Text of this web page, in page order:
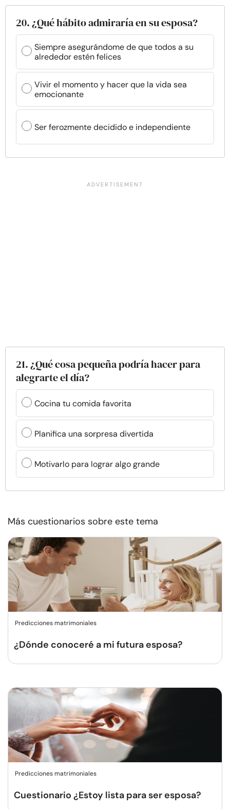
20. ¿Qué hábito admiraría en su esposa?
Siempre asegurándome de que todos a su
alrededor estén felices
Vivir el momento y hacer que la vida sea
emocionante
Ser ferozmente decidido e independiente
21. ¿Qué cosa pequeña podría hacer para
alegrarte el día?
Cocina tu comida favorita
Planifica una sorpresa divertida
Motivarlo para lograr algo grande
Más cuestionarios sobre este tema
Predicciones matrimoniales
¿Dónde conoceré a mi futura esposa?
Predicciones matrimoniales
Cuestionario ¿Estoy lista para ser esposa?